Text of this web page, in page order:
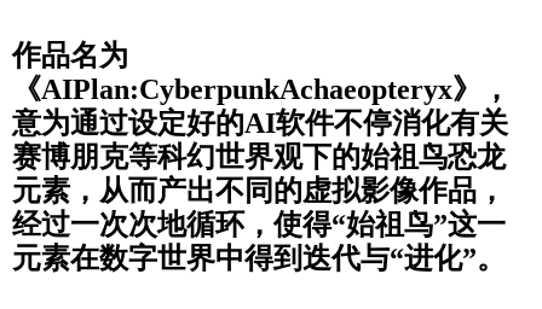
作品名为
《AIPlan:CyberpunkAchaeopteryx》，
意为通过设定好的AI软件不停消化有关
赛博朋克等科幻世界观下的始祖鸟恐龙
元素，从而产出不同的虚拟影像作品，
经过一次次地循环，使得“始祖鸟”这一
元素在数字世界中得到迭代与“进化”。